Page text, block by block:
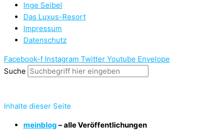
Inge Seibel
Das Luxus-Resort
Impressum
Datenschutz
Facebook-f Instagram Twitter Youtube Envelope
Suche
Inhalte dieser Seite
meinblog – alle Veröffentlichungen